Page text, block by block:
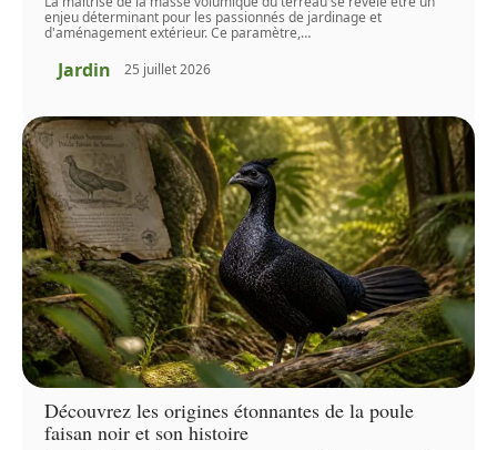
enjeu déterminant pour les passionnés de jardinage et
d'aménagement extérieur. Ce paramètre,…
Jardin 25 juillet 2026
Découvrez les origines étonnantes de la poule
faisan noir et son histoire